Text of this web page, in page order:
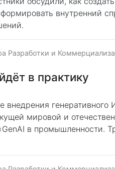
внутренний
Разработки и
в практику
внедрения генеративного
мировой и
в промышленности.